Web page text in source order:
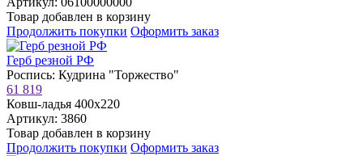
Товар добавлен в корзину
Продолжить покупки Оформить заказ
Герб резной РФ
Роспись: Кудрина "Торжество"
61 819
Ковш-ладья 400х220
Артикул: 3860
Товар добавлен в корзину
Продолжить покупки Оформить заказ